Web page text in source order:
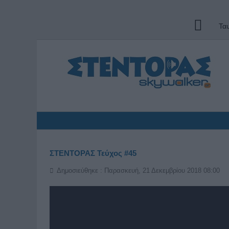
ΣΤΕΝΤΟΡΑΣ Τεύχος #45
Δημοσιεύθηκε : Παρασκευή, 21 Δεκεμβρίου 2018 08:00